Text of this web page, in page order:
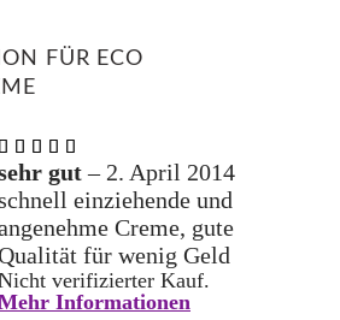
FÜR ECO
mit
5
5
gut– 2. April 2014
einziehende und
Creme, gute
für wenig Geld
verifizierter Kauf.
Informationen